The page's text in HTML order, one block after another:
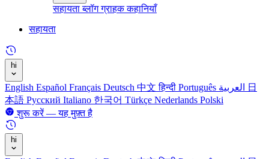
सहायताब्लॉगग्राहक कहानियाँ
सहायता
hi
English Español Français Deutsch 中文हिन्दी Português
日
本語 Русский Italiano 한국어 Türkçe Nederlands Polski
शुरू करें — यह मुफ़्त है
hi